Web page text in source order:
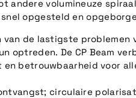
andere volumineuze
opgesteld en
de lastigste problemen
optreden. De CP Beam
betrouwbaarheid voor
circulaire